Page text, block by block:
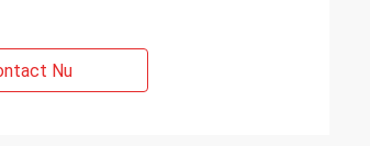
Nu